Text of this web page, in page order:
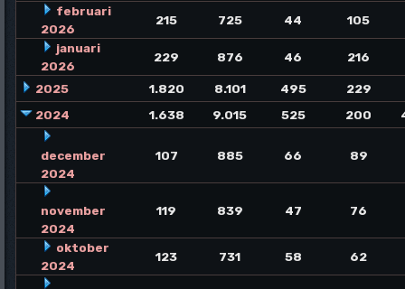
februari
2026
215 725 44
105
januari
2026
229 876 46 216
2025 1.820 8.101 495 229
2024
1.638 9.015 525 200
december
2024
107 885 66 89
november
2024
119 839 47 76
oktober
2024
123 731 58 62